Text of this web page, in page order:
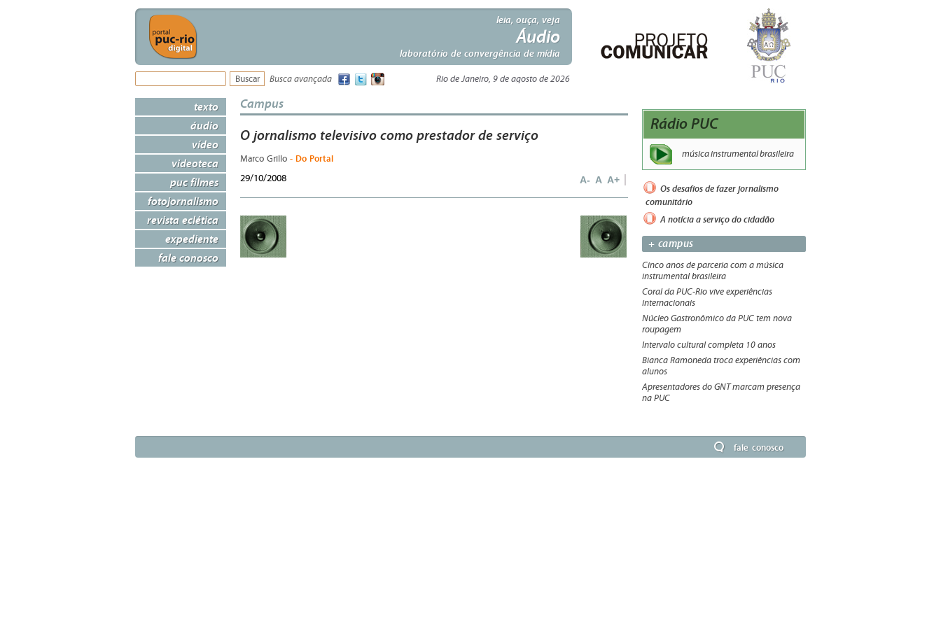
leia, ouça, veja
Áudio
laboratório de convergência de mídia
Busca avançada Rio de Janeiro, 9 de agosto de 2026
texto
áudio
vídeo
videoteca
puc filmes
fotojornalismo
revista eclética
expediente
fale conosco
Campus
O jornalismo televisivo como prestador de serviço
Marco Grillo - Do Portal
29/10/2008 A- A A+
Rádio PUC
música instrumental brasileira
Os desafios de fazer jornalismo
comunitário
A notícia a serviço do cidadão
+ campus
Cinco anos de parceria com a música
instrumental brasileira
Coral da PUC-Rio vive experiências
internacionais
Núcleo Gastronômico da PUC tem nova
roupagem
Intervalo cultural completa 10 anos
Bianca Ramoneda troca experiências com
alunos
Apresentadores do GNT marcam presença
na PUC
fale conosco